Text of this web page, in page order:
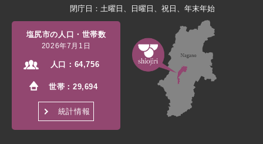
閉庁日：土曜日、日曜日、祝日、年末年始
塩尻市の人口・世帯数
2026年7月1日
人口： 64,756
世帯：29,694
統計情報